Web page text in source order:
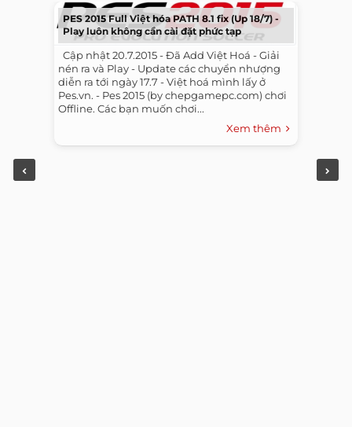
PES 2015 Full Việt hóa PATH 8.1 fix (Up 18/7) -
Play luôn không cần cài đặt phức tạp
​ ​ Cập nhật 20.7.2015 - Đã Add Việt Hoá - Giải
nén ra và Play - Update các chuyển nhượng
diễn ra tới ngày 17.7 - Việt hoá mình lấy ở
Pes.vn. - Pes 2015 (by chepgamepc.com) chơi
Offline. Các bạn muốn chơi...
Xem thêm